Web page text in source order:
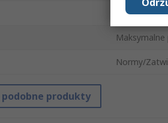
Kolor
Normy/
podobne produkty